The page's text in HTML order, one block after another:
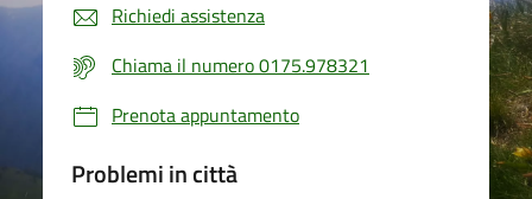
Richiedi assistenza
Chiama il numero 0175.978321
Prenota appuntamento
Problemi in città